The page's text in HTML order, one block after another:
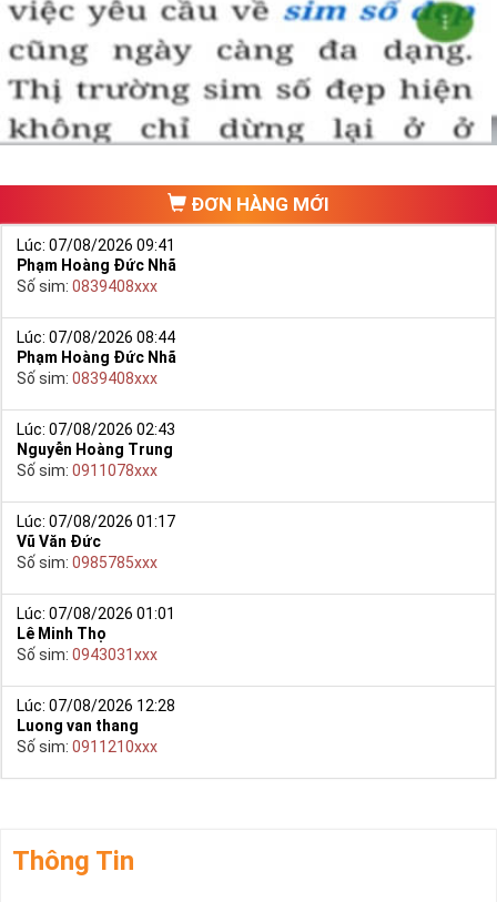
ĐƠN HÀNG MỚI
Lúc: 07/08/2026 09:41
Phạm Hoàng Đức Nhã
Số sim: 0839408xxx
Lúc: 07/08/2026 08:44
Phạm Hoàng Đức Nhã
Số sim: 0839408xxx
Lúc: 07/08/2026 02:43
Nguyễn Hoàng Trung
Số sim: 0911078xxx
Lúc: 07/08/2026 01:17
Vũ Văn Đức
Số sim: 0985785xxx
Lúc: 07/08/2026 01:01
Lê Minh Thọ
Số sim: 0943031xxx
Lúc: 07/08/2026 12:28
Luong van thang
Số sim: 0911210xxx
Thông Tin